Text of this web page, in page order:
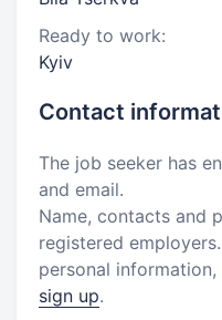
Ready to work:
Kyiv
Contact
The job seeker has
and email.
Name, contacts and
registered
personal information,
sign up.